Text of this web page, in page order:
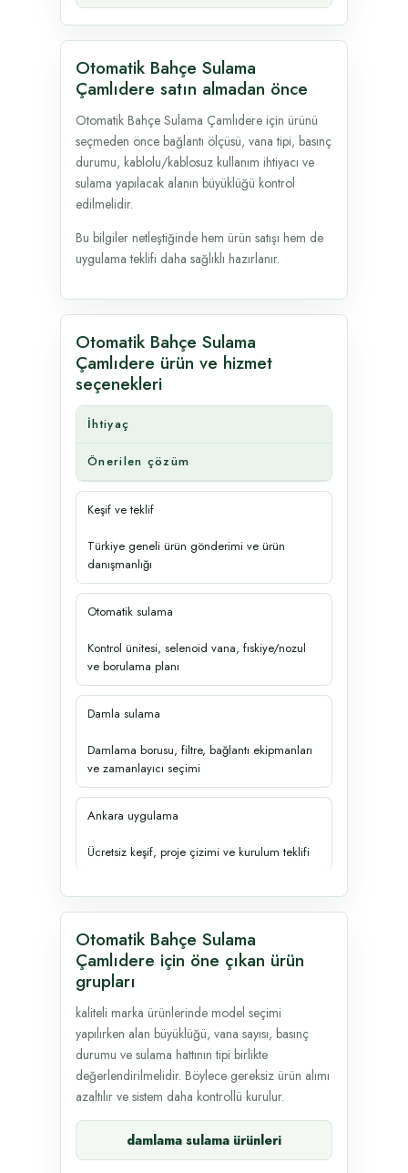
Otomatik Bahçe Sulama
Çamlıdere satın almadan önce
Otomatik Bahçe Sulama Çamlıdere için ürünü
seçmeden önce bağlantı ölçüsü, vana tipi, basınç
durumu, kablolu/kablosuz kullanım ihtiyacı ve
sulama yapılacak alanın büyüklüğü kontrol
edilmelidir.
Bu bilgiler netleştiğinde hem ürün satışı hem de
uygulama teklifi daha sağlıklı hazırlanır.
Otomatik Bahçe Sulama
Çamlıdere ürün ve hizmet
seçenekleri
İhtiyaç
Önerilen çözüm
Keşif ve teklif
Türkiye geneli ürün gönderimi ve ürün
danışmanlığı
Otomatik sulama
Kontrol ünitesi, selenoid vana, fıskiye/nozul
ve borulama planı
Damla sulama
Damlama borusu, filtre, bağlantı ekipmanları
ve zamanlayıcı seçimi
Ankara uygulama
Ücretsiz keşif, proje çizimi ve kurulum teklifi
Otomatik Bahçe Sulama
Çamlıdere için öne çıkan ürün
grupları
kaliteli marka ürünlerinde model seçimi
yapılırken alan büyüklüğü, vana sayısı, basınç
durumu ve sulama hattının tipi birlikte
değerlendirilmelidir. Böylece gereksiz ürün alımı
azaltılır ve sistem daha kontrollü kurulur.
damlama sulama ürünleri